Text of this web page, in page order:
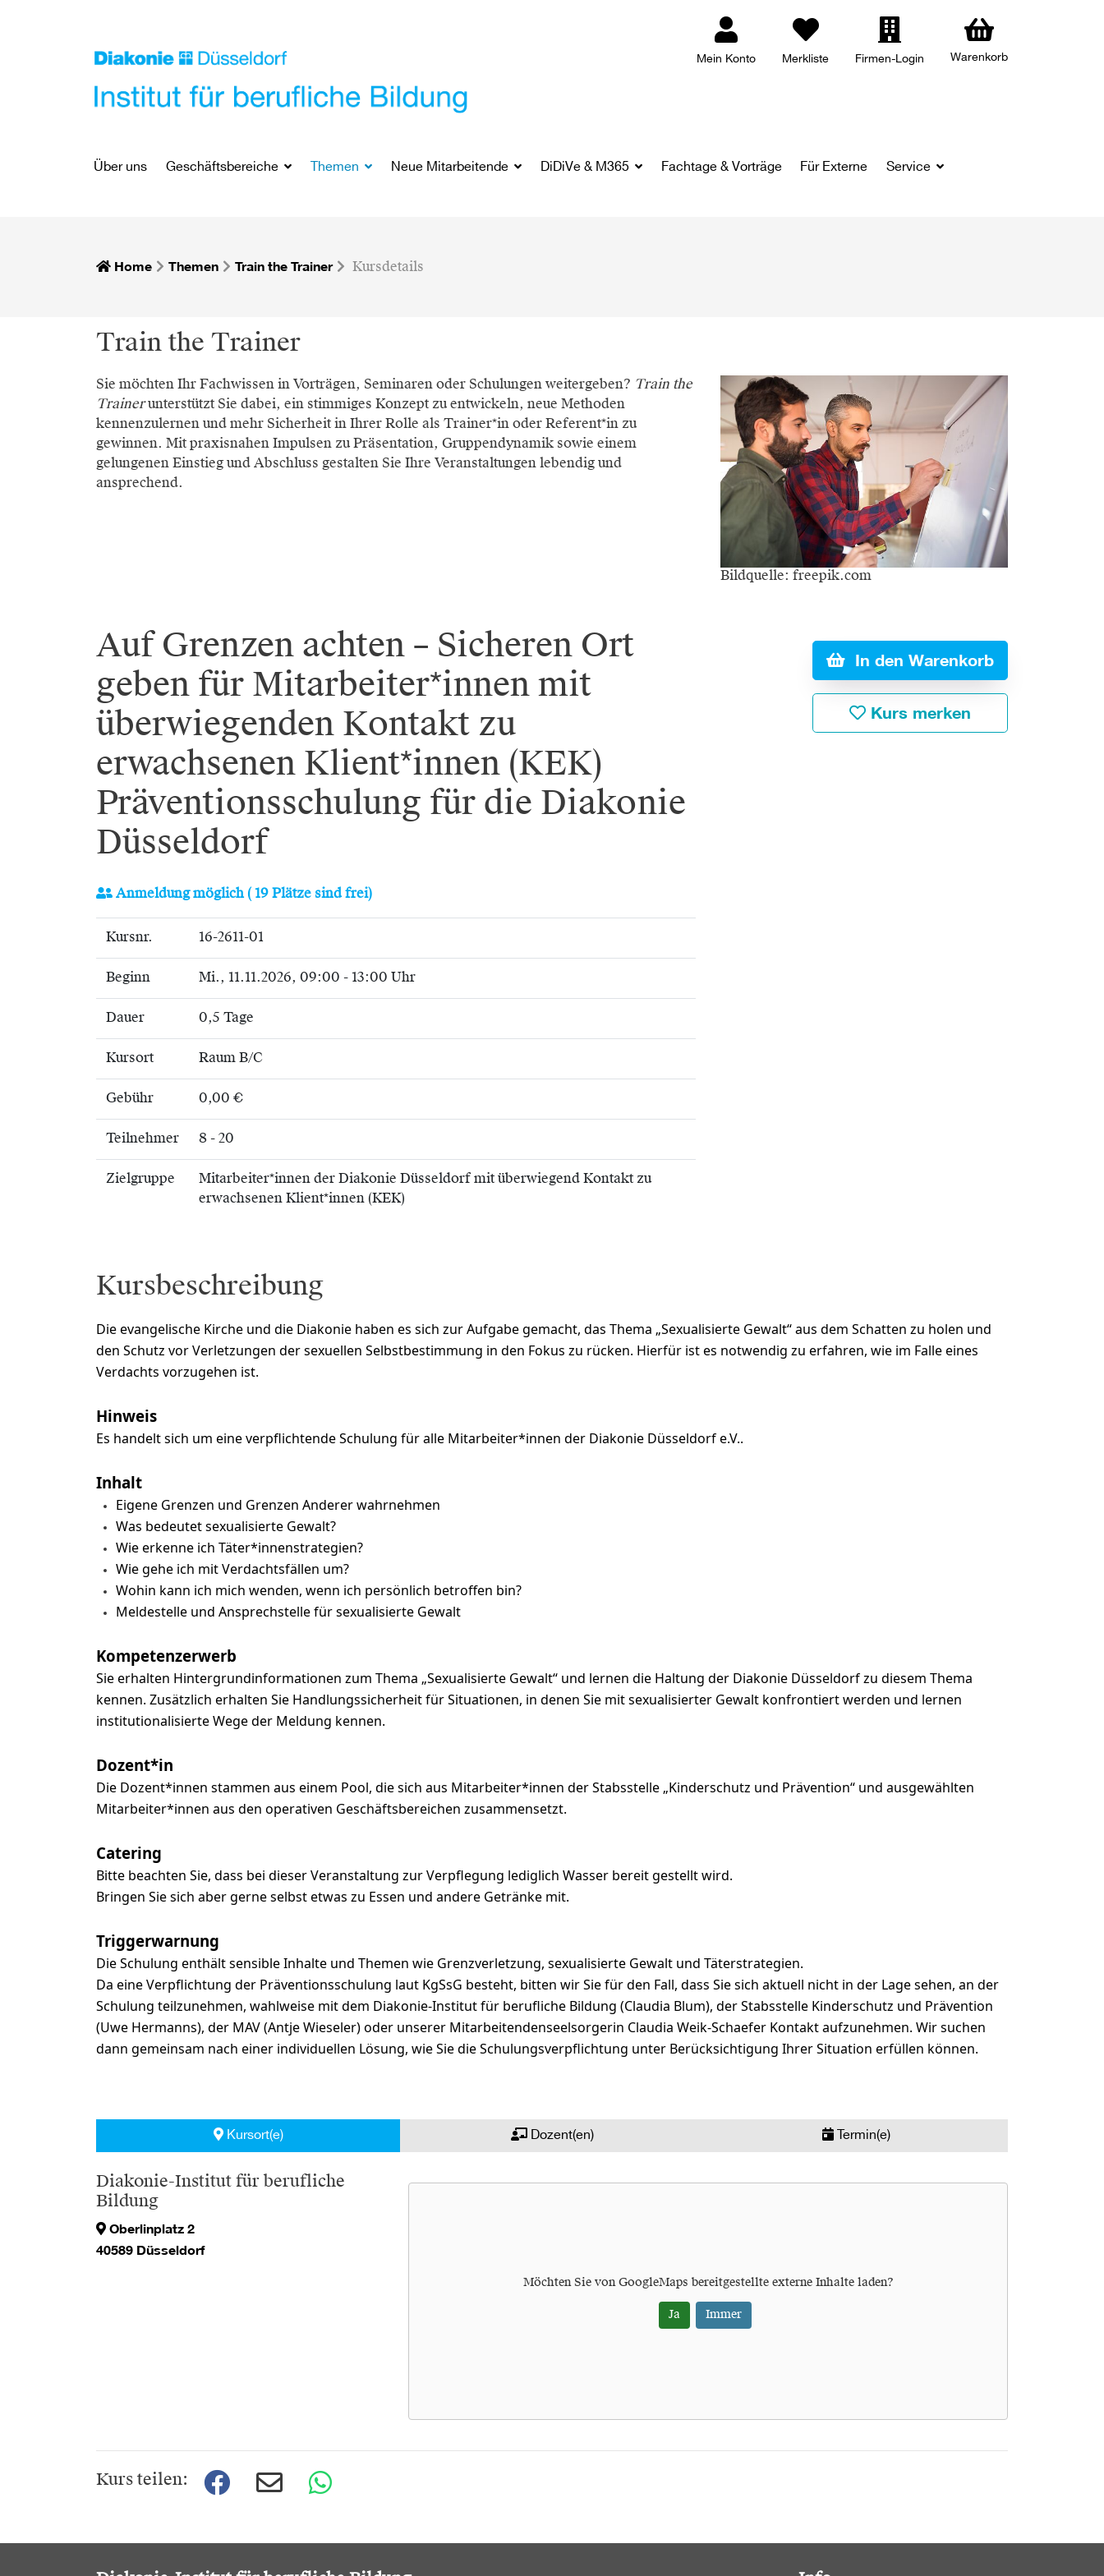
Mein Konto Merkliste Firmen-Login Warenkorb
Über uns Geschäftsbereiche Themen Neue Mitarbeitende DiDiVe & M365 Fachtage & Vorträge Für Externe Service
Home Themen Train the Trainer Kursdetails
Train the Trainer
Sie möchten Ihr Fachwissen in Vorträgen, Seminaren oder Schulungen weitergeben? Train the
Trainerunterstützt Sie dabei, ein stimmiges Konzept zu entwickeln, neue Methoden
kennenzulernen und mehr Sicherheit in Ihrer Rolle als Trainer*in oder Referent*in zu
gewinnen. Mit praxisnahen Impulsen zu Präsentation, Gruppendynamik sowie einem
gelungenen Einstieg und Abschluss gestalten Sie Ihre Veranstaltungen lebendig und
ansprechend.
Bildquelle: freepik.com
Auf Grenzen achten – Sicheren Ort
geben für Mitarbeiter*innen mit
überwiegenden Kontakt zu
erwachsenen Klient*innen (KEK)
Präventionsschulung für die Diakonie
Düsseldorf
Anmeldung möglich( 19 Plätze sind frei)
Kursnr. 16-2611-01
Beginn Mi., 11.11.2026, 09:00 - 13:00 Uhr
Dauer 0,5 Tage
Kursort Raum B/C
Gebühr 0,00 €
Teilnehmer 8 - 20
Zielgruppe
Mitarbeiter*innen der Diakonie Düsseldorf mit überwiegend Kontakt zu
erwachsenen Klient*innen (KEK)
In den Warenkorb
Kurs merken
Kursbeschreibung
Die evangelische Kirche und die Diakonie haben es sich zur Aufgabe gemacht, das Thema „Sexualisierte Gewalt“ aus dem Schatten zu holen und
den Schutz vor Verletzungen der sexuellen Selbstbestimmung in den Fokus zu rücken. Hierfür ist es notwendig zu erfahren, wie im Falle eines
Verdachts vorzugehen ist.
Hinweis
Es handelt sich um eine verpflichtende Schulung für alle Mitarbeiter*innen der Diakonie Düsseldorf e.V..
Inhalt
Eigene Grenzen und Grenzen Anderer wahrnehmen
Was bedeutet sexualisierte Gewalt?
Wie erkenne ich Täter*innenstrategien?
Wie gehe ich mit Verdachtsfällen um?
Wohin kann ich mich wenden, wenn ich persönlich betroffen bin?
Meldestelle und Ansprechstelle für sexualisierte Gewalt
Kompetenzerwerb
Sie erhalten Hintergrundinformationen zum Thema „Sexualisierte Gewalt“ und lernen die Haltung der Diakonie Düsseldorf zu diesem Thema
kennen. Zusätzlich erhalten Sie Handlungssicherheit für Situationen, in denen Sie mit sexualisierter Gewalt konfrontiert werden und lernen
institutionalisierte Wege der Meldung kennen.
Dozent*in
Die Dozent*innen stammen aus einem Pool, die sich aus Mitarbeiter*innen der Stabsstelle „Kinderschutz und Prävention“ und ausgewählten
Mitarbeiter*innen aus den operativen Geschäftsbereichen zusammensetzt.
Catering
Bitte beachten Sie, dass bei dieser Veranstaltung zur Verpflegung lediglich Wasser bereit gestellt wird.
Bringen Sie sich aber gerne selbst etwas zu Essen und andere Getränke mit.
Triggerwarnung
Die Schulung enthält sensible Inhalte und Themen wie Grenzverletzung, sexualisierte Gewalt und Täterstrategien.
Da eine Verpflichtung der Präventionsschulung laut KgSsG besteht, bitten wir Sie für den Fall, dass Sie sich aktuell nicht in der Lage sehen, an der
Schulung teilzunehmen, wahlweise mit dem Diakonie-Institut für berufliche Bildung (Claudia Blum), der Stabsstelle Kinderschutz und Prävention
(Uwe Hermanns), der MAV (Antje Wieseler) oder unserer Mitarbeitendenseelsorgerin Claudia Weik-Schaefer Kontakt aufzunehmen. Wir suchen
dann gemeinsam nach einer individuellen Lösung, wie Sie die Schulungsverpflichtung unter Berücksichtigung Ihrer Situation erfüllen können.
Kursort(e) Dozent(en) Termin(e)
Diakonie-Institut für berufliche
Bildung
Oberlinplatz 2
40589 Düsseldorf
Möchten Sie von GoogleMaps bereitgestellte externe Inhalte laden?
Ja Immer
Kurs teilen: